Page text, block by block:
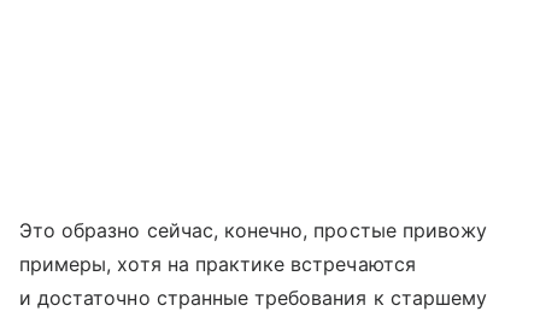
Это образно сейчас, конечно, простые привожу
примеры, хотя на практике встречаются
и достаточно странные требования к старшему